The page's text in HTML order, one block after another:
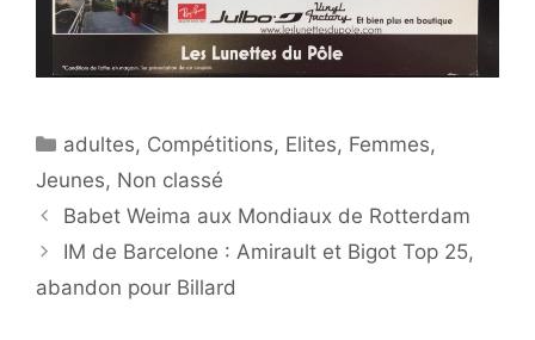
Catégories
adultes, Compétitions, Elites, Femmes,
Jeunes, Non classé
Babet Weima aux Mondiaux de Rotterdam
IM de Barcelone : Amirault et Bigot Top 25,
abandon pour Billard